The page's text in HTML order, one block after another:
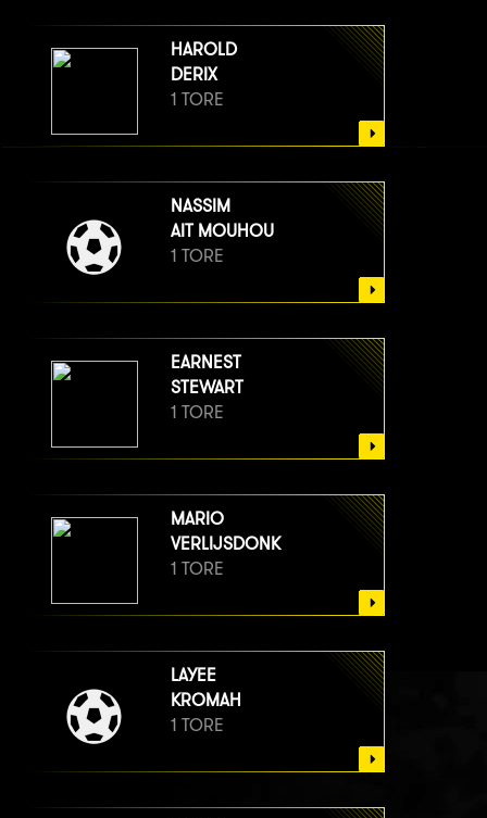
HAROLD
DERIX
1 TORE
NASSIM
AIT MOUHOU
1 TORE
EARNEST
STEWART
1 TORE
MARIO
VERLIJSDONK
1 TORE
LAYEE
KROMAH
1 TORE